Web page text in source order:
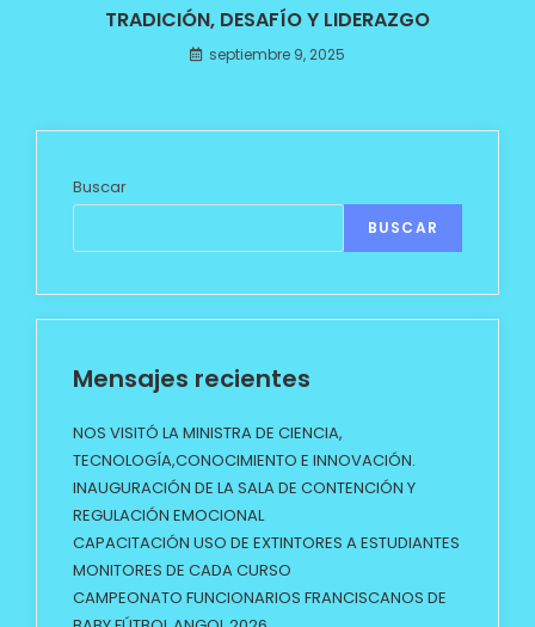
TRADICIÓN, DESAFÍO Y LIDERAZGO
septiembre 9, 2025
Buscar
BUSCAR
Mensajes recientes
NOS VISITÓ LA MINISTRA DE CIENCIA,
TECNOLOGÍA,CONOCIMIENTO E INNOVACIÓN.
INAUGURACIÓN DE LA SALA DE CONTENCIÓN Y
REGULACIÓN EMOCIONAL
CAPACITACIÓN USO DE EXTINTORES A ESTUDIANTES
MONITORES DE CADA CURSO
CAMPEONATO FUNCIONARIOS FRANCISCANOS DE